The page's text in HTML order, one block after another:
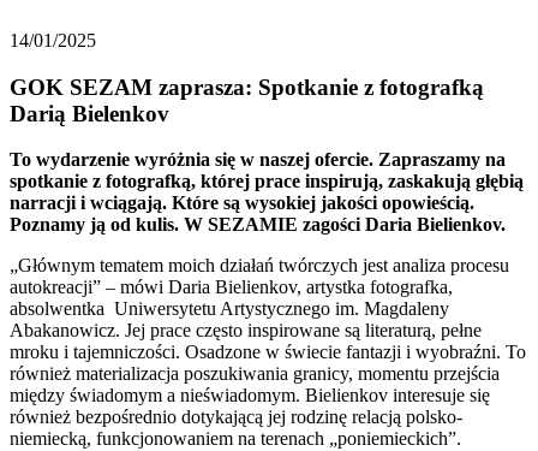
14/01/2025
GOK SEZAM zaprasza: Spotkanie z fotografką
Darią Bielenkov
To wydarzenie wyróżnia się w naszej ofercie. Zapraszamy na
spotkanie z fotografką, której prace inspirują, zaskakują głębią
narracji i wciągają. Które są wysokiej jakości opowieścią.
Poznamy ją od kulis. W SEZAMIE zagości Daria Bielienkov.
„Głównym tematem moich działań twórczych jest analiza procesu
autokreacji” – mówi Daria Bielienkov, artystka fotografka,
absolwentka Uniwersytetu Artystycznego im. Magdaleny
Abakanowicz. Jej prace często inspirowane są literaturą, pełne
mroku i tajemniczości. Osadzone w świecie fantazji i wyobraźni. To
również materializacja poszukiwania granicy, momentu przejścia
między świadomym a nieświadomym. Bielienkov interesuje się
również bezpośrednio dotykającą jej rodzinę relacją polsko-
niemiecką, funkcjonowaniem na terenach „poniemieckich”.